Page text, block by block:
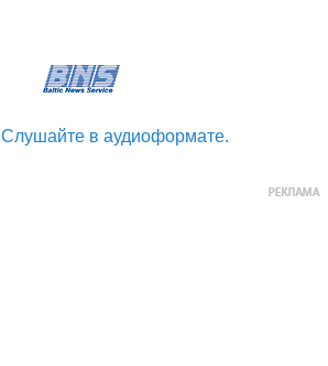
Слушайте в аудиоформате.